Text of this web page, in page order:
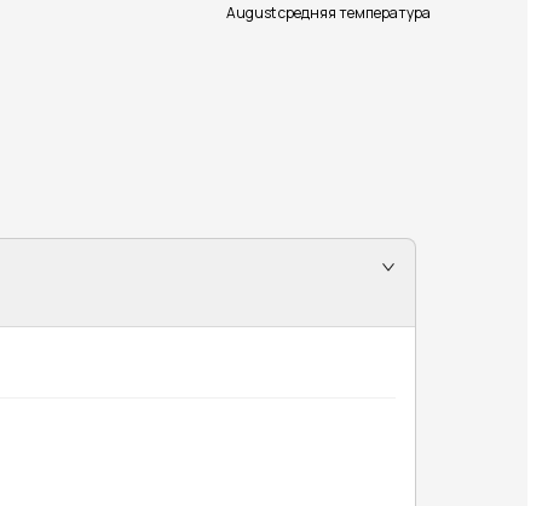
August средняя температура